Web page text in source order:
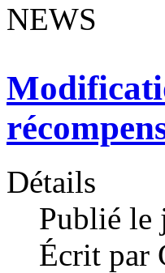
NEWS
Détails
Publié le
Écrit par